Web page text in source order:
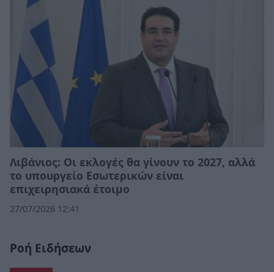
Λιβάνιος: Οι εκλογές θα γίνουν το 2027, αλλά
το υπουργείο Εσωτερικών είναι
επιχειρησιακά έτοιμο
27/07/2026 12:41
Ροή Ειδήσεων